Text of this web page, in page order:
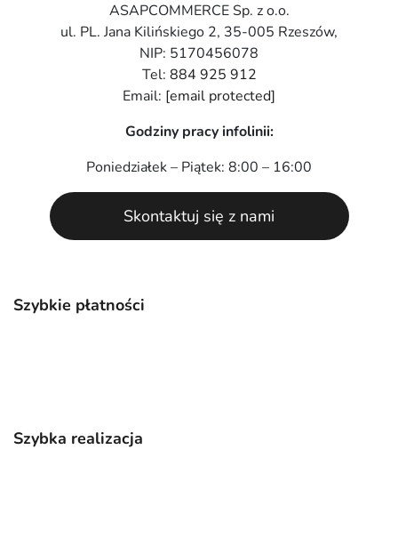
Szybkie płatności
Szybka realizacja
ASAPCOMMERCE Sp. z o.o.
ul. PL. Jana Kilińskiego 2, 35-005 Rzeszów,
NIP: 5170456078
Tel: 884 925 912
Email: [email protected]
Godziny pracy infolinii:
Poniedziałek – Piątek: 8:00 – 16:00
Skontaktuj się z nami